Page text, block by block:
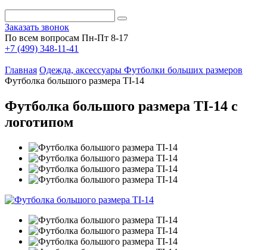
Заказать звонок
По всем вопросам Пн-Пт 8-17
+7 (499) 348-11-41
Главная Одежда, аксессуары Футболки больших размеров
Футболка большого размера TI-14
Футболка большого размера TI-14 с
логотипом